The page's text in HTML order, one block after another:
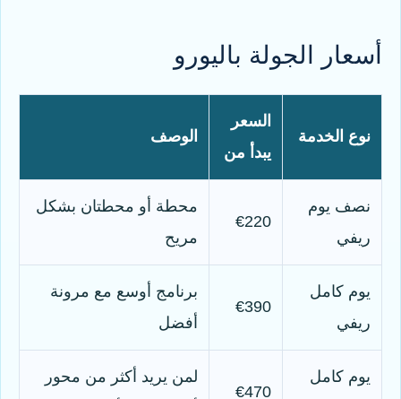
أسعار الجولة باليورو
نوع الخدمة
السعر
يبدأ من
الوصف
نصف يوم
ريفي
€220
محطة أو محطتان بشكل
مريح
يوم كامل
ريفي
€390
برنامج أوسع مع مرونة
أفضل
يوم كامل
€470
لمن يريد أكثر من محور